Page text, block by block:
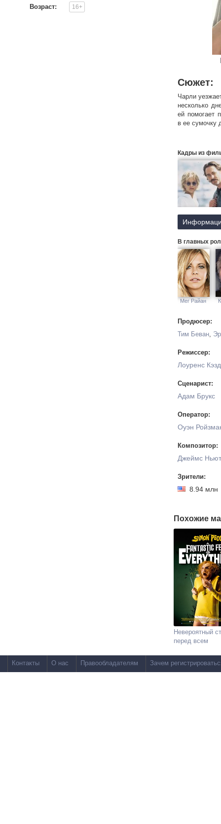
Возраст:
16+
Сюжет:
Чарли
несколько
ей помогает
в ее сумочку
Кадры из
В главных
Мег Райан
Продюсер:
Тим Беван,
Режиссер:
Лоуренс
Сценарист:
Адам Брукс
Оператор:
Оуэн
Композитор:
Джеймс
Зрители:
8.94
Похожие
Невероятный
перед всем
Контакты О нас Правообладателям Зачем